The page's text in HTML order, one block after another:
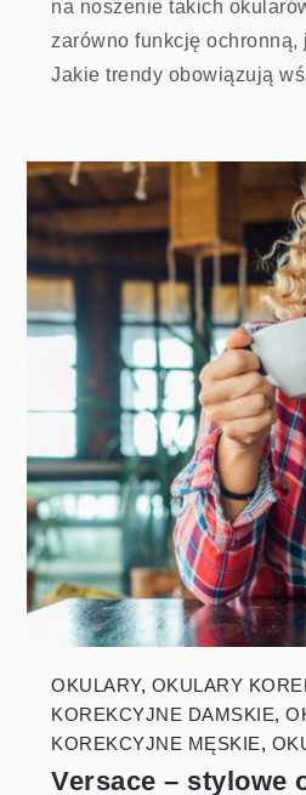
na noszenie takich
zarówno funkcję ochronną,
Jakie trendy obowiązują
OKULARY, OKULARY
KOREKCYJNE DAMSKIE,
KOREKCYJNE MĘSKIE,
Versace – stylowe